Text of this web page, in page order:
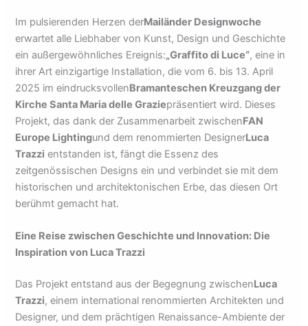
Im pulsierenden Herzen derMailänder Designwoche
erwartet alle Liebhaber von Kunst, Design und Geschichte
ein außergewöhnliches Ereignis:„Graffito di Luce“, eine in
ihrer Art einzigartige Installation, die vom 6. bis 13. April
2025 im eindrucksvollenBramanteschen Kreuzgang der
Kirche Santa Maria delle Graziepräsentiert wird. Dieses
Projekt, das dank der Zusammenarbeit zwischenFAN
Europe Lightingund dem renommierten DesignerLuca
Trazzi entstanden ist, fängt die Essenz des
zeitgenössischen Designs ein und verbindet sie mit dem
historischen und architektonischen Erbe, das diesen Ort
berühmt gemacht hat.
Eine Reise zwischen Geschichte und Innovation: Die
Inspiration von Luca Trazzi
Das Projekt entstand aus der Begegnung zwischenLuca
Trazzi, einem international renommierten Architekten und
Designer, und dem prächtigen Renaissance-Ambiente der